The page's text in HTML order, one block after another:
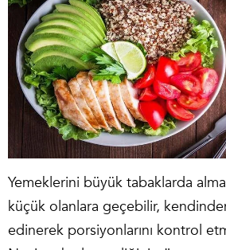
Yemeklerini büyük tabaklarda
küçük olanlara geçebilir,
edinerek porsiyonlarını kontrol